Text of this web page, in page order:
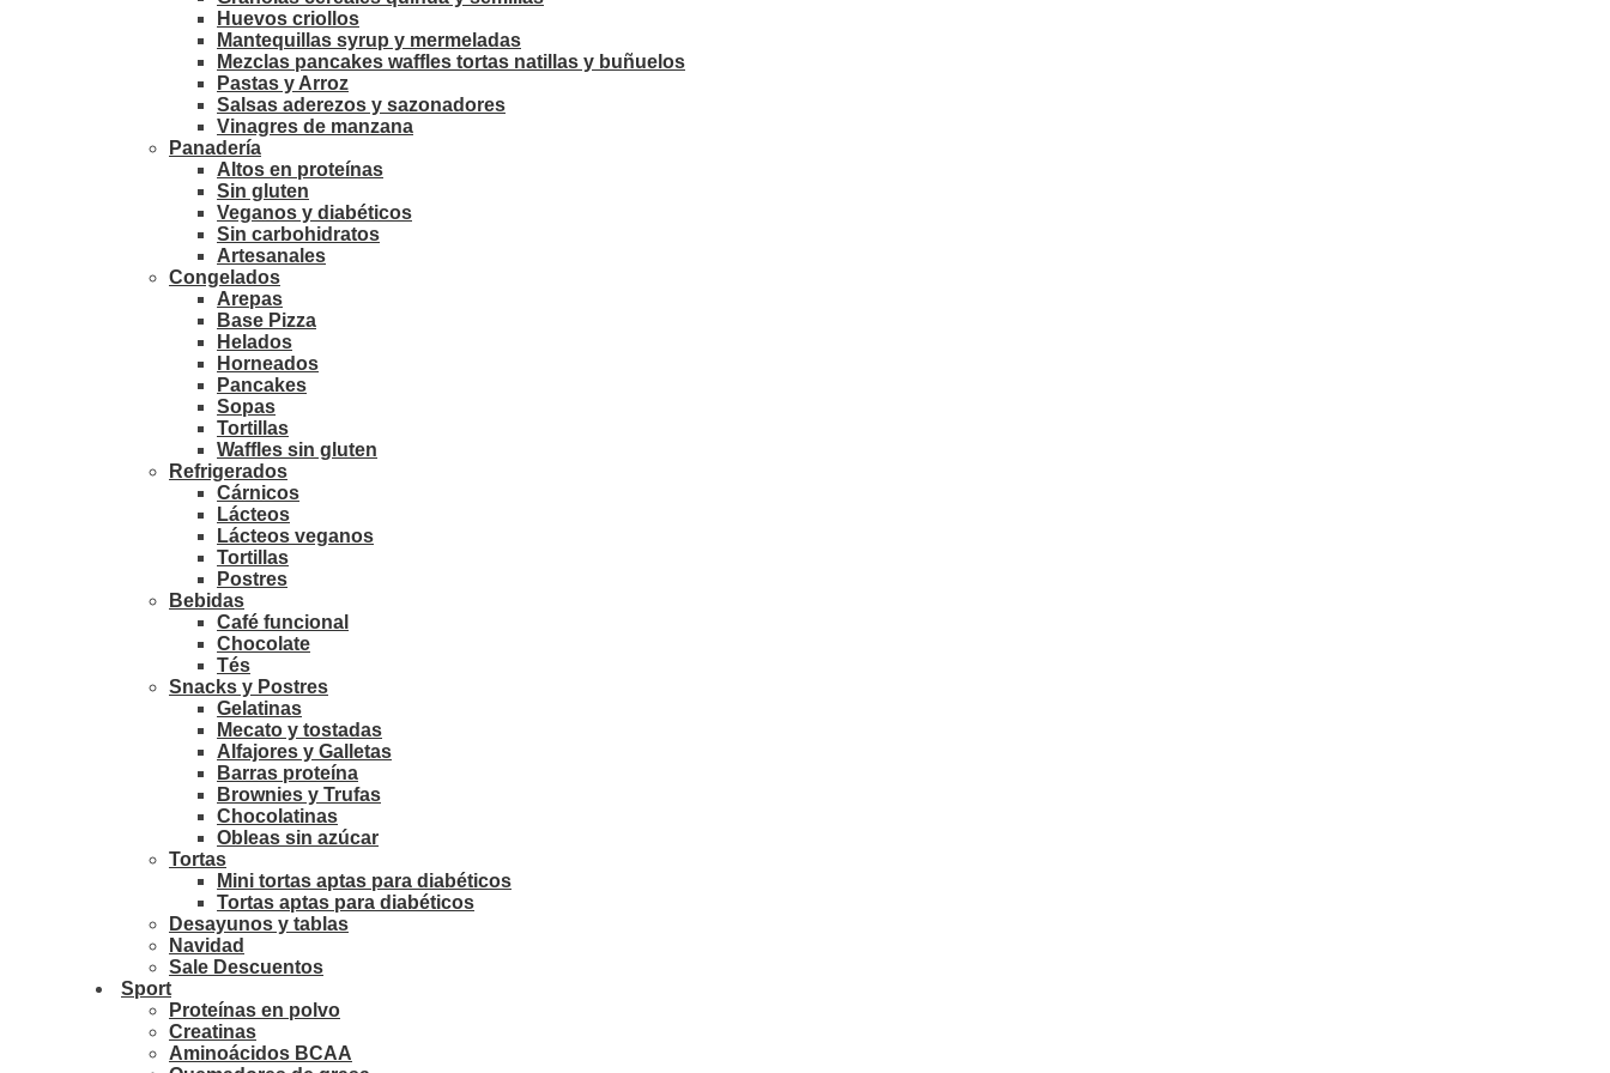
Huevos criollos
Mantequillas syrup y mermeladas
Mezclas pancakes waffles tortas natillas y buñuelos
Pastas y Arroz
Salsas aderezos y sazonadores
Vinagres de manzana
Panadería
Altos en proteínas
Sin gluten
Veganos y diabéticos
Sin carbohidratos
Artesanales
Congelados
Arepas
Base Pizza
Helados
Horneados
Pancakes
Sopas
Tortillas
Waffles sin gluten
Refrigerados
Cárnicos
Lácteos
Lácteos veganos
Tortillas
Postres
Bebidas
Café funcional
Chocolate
Tés
Snacks y Postres
Gelatinas
Mecato y tostadas
Alfajores y Galletas
Barras proteína
Brownies y Trufas
Chocolatinas
Obleas sin azúcar
Tortas
Mini tortas aptas para diabéticos
Tortas aptas para diabéticos
Desayunos y tablas
Navidad
Sale Descuentos
Sport
Proteínas en polvo
Creatinas
Aminoácidos BCAA